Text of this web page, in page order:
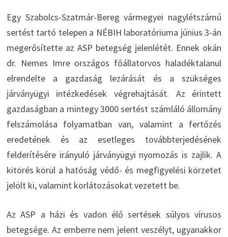
Egy Szabolcs-Szatmár-Bereg vármegyei nagylétszámú
sertést tartó telepen a NÉBIH laboratóriuma június 3-án
megerősítette az ASP betegség jelenlétét. Ennek okán
dr. Nemes Imre országos főállatorvos haladéktalanul
elrendelte a gazdaság lezárását és a szükséges
járványügyi intézkedések végrehajtását. Az érintett
gazdaságban a mintegy 3000 sertést számláló állomány
felszámolása folyamatban van, valamint a fertőzés
eredetének és az esetleges továbbterjedésének
felderítésére irányuló járványügyi nyomozás is zajlik. A
kitörés körül a hatóság védő- és megfigyelési körzetet
jelölt ki, valamint korlátozásokat vezetett be.
Az ASP a házi és vadon élő sertések súlyos vírusos
betegsége. Az emberre nem jelent veszélyt, ugyanakkor